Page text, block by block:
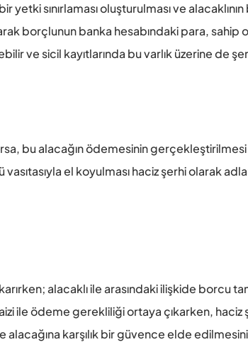
yetki sınırlaması oluşturulması ve
borçlunun banka hesabındaki para, sahip
ve sicil kayıtlarında bu varlık üzerine de
bu alacağın ödemesinin
el koyulması haciz şerhi olarak
alacaklı ile arasındaki ilişkide borcu
ile ödeme gerekliliği ortaya çıkarken, haciz
karşılık bir güvence elde